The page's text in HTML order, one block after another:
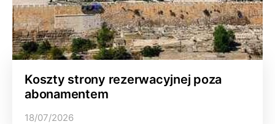
Koszty strony rezerwacyjnej poza
abonamentem
18/07/2026